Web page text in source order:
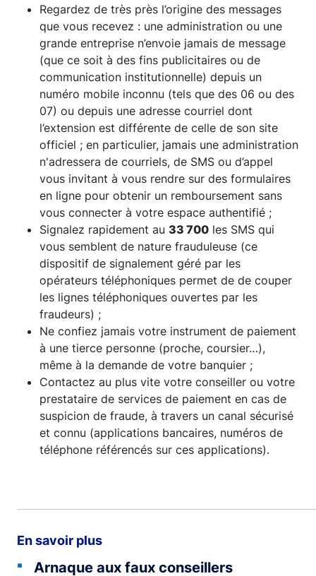
Regardez de très près l’origine des messages
que vous recevez : une administration ou une
grande entreprise n’envoie jamais de message
(que ce soit à des fins publicitaires ou de
communication institutionnelle) depuis un
numéro mobile inconnu (tels que des 06 ou des
07) ou depuis une adresse courriel dont
l’extension est différente de celle de son site
officiel ; en particulier, jamais une administration
n'adressera de courriels, de SMS ou d’appel
vous invitant à vous rendre sur des formulaires
en ligne pour obtenir un remboursement sans
vous connecter à votre espace authentifié ;
Signalez rapidement au 33 700 les SMS qui
vous semblent de nature frauduleuse (ce
dispositif de signalement géré par les
opérateurs téléphoniques permet de de couper
les lignes téléphoniques ouvertes par les
fraudeurs) ;
Ne confiez jamais votre instrument de paiement
à une tierce personne (proche, coursier…),
même à la demande de votre banquier ;
Contactez au plus vite votre conseiller ou votre
prestataire de services de paiement en cas de
suspicion de fraude, à travers un canal sécurisé
et connu (applications bancaires, numéros de
téléphone référencés sur ces applications).
En savoir plus
Arnaque aux faux conseillers